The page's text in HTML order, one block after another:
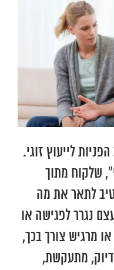
לייעוץ זוגי.
שלקוח מתוך
לתאר את מה
נגרר לפגישה או
מרגיש צורך בכך,
מתעקשת,